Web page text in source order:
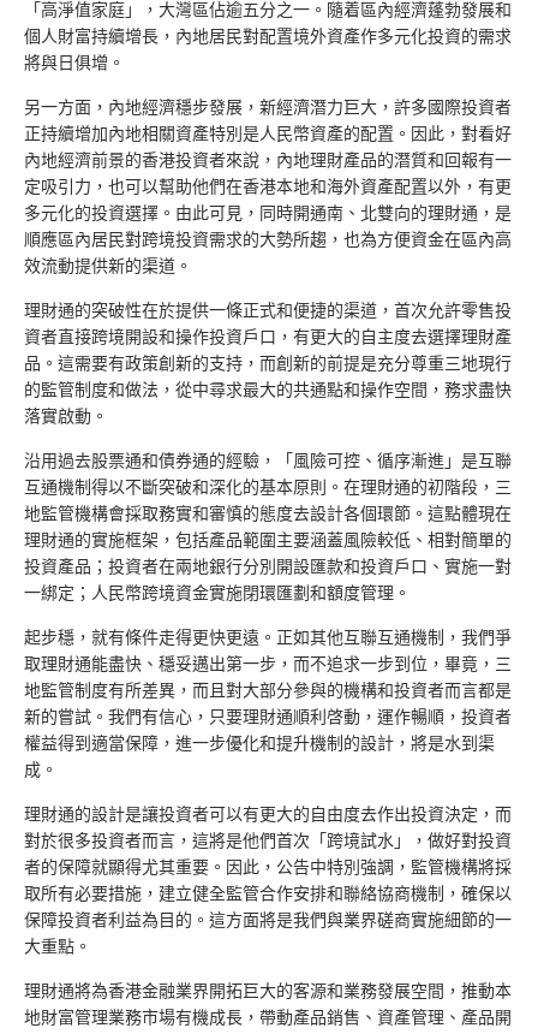
「高淨值家庭」，大灣區佔逾五分之一。隨着區內經濟蓬勃發展和
個人財富持續增長，內地居民對配置境外資產作多元化投資的需求
將與日俱增。
另一方面，內地經濟穩步發展，新經濟潛力巨大，許多國際投資者
正持續增加內地相關資產特別是人民幣資產的配置。因此，對看好
內地經濟前景的香港投資者來說，內地理財產品的潛質和回報有一
定吸引力，也可以幫助他們在香港本地和海外資產配置以外，有更
多元化的投資選擇。由此可見，同時開通南、北雙向的理財通，是
順應區內居民對跨境投資需求的大勢所趨，也為方便資金在區內高
效流動提供新的渠道。
理財通的突破性在於提供一條正式和便捷的渠道，首次允許零售投
資者直接跨境開設和操作投資戶口，有更大的自主度去選擇理財產
品。這需要有政策創新的支持，而創新的前提是充分尊重三地現行
的監管制度和做法，從中尋求最大的共通點和操作空間，務求盡快
落實啟動。
沿用過去股票通和債券通的經驗，「風險可控、循序漸進」是互聯
互通機制得以不斷突破和深化的基本原則。在理財通的初階段，三
地監管機構會採取務實和審慎的態度去設計各個環節。這點體現在
理財通的實施框架，包括產品範圍主要涵蓋風險較低、相對簡單的
投資產品；投資者在兩地銀行分別開設匯款和投資戶口、實施一對
一綁定；人民幣跨境資金實施閉環匯劃和額度管理。
起步穩，就有條件走得更快更遠。正如其他互聯互通機制，我們爭
取理財通能盡快、穩妥邁出第一步，而不追求一步到位，畢竟，三
地監管制度有所差異，而且對大部分參與的機構和投資者而言都是
新的嘗試。我們有信心，只要理財通順利啓動，運作暢順，投資者
權益得到適當保障，進一步優化和提升機制的設計，將是水到渠
成。
理財通的設計是讓投資者可以有更大的自由度去作出投資決定，而
對於很多投資者而言，這將是他們首次「跨境試水」，做好對投資
者的保障就顯得尤其重要。因此，公告中特別強調，監管機構將採
取所有必要措施，建立健全監管合作安排和聯絡協商機制，確保以
保障投資者利益為目的。這方面將是我們與業界磋商實施細節的一
大重點。
理財通將為香港金融業界開拓巨大的客源和業務發展空間，推動本
地財富管理業務市場有機成長，帶動產品銷售、資產管理、產品開